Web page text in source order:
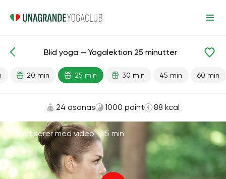
Færdiglavede lektioner Begyndelse Fleksibilitet
Blid yoga — Yogalektion 25 minutter
20 min 25 min 30 min 45 min 60 min
24 asanas 1000 point 88 kcal
Praktiserer med video ·25 min